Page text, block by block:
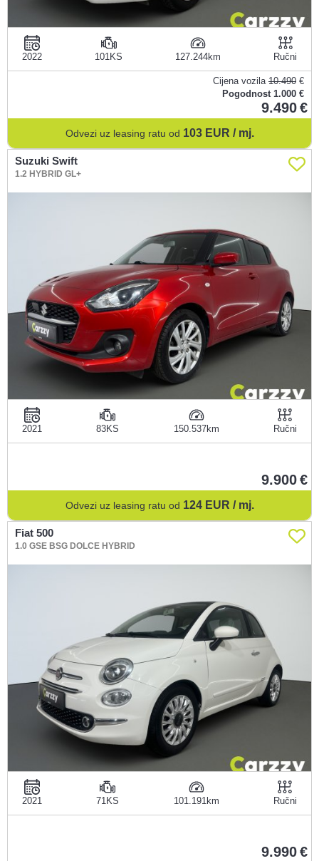
2022 101KS 127.244 Ručni
Cijena vozila 10.490 €
Pogodnost 1.000 €
9.490
Odvezi uz leasing ratu od 103 EUR / mj.
Suzuki Swift
1.2 HYBRID GL+
2021 83KS 150.537 Ručni
9.900
Odvezi uz leasing ratu od 124 EUR / mj.
Fiat 500
1.0 GSE BSG DOLCE HYBRID
2021 71KS 101.191 Ručni
9.990